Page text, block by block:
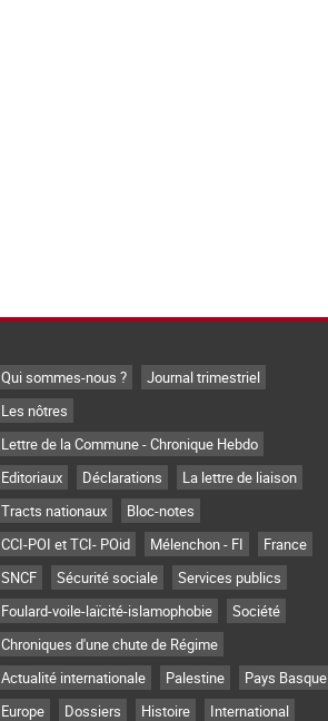
Qui sommes-nous ?
Journal trimestriel
Les nôtres
Lettre de la Commune - Chronique Hebdo
Editoriaux
Déclarations
La lettre de liaison
Tracts nationaux
Bloc-notes
CCI-POI et TCI- POid
Mélenchon - FI
France
SNCF
Sécurité sociale
Services publics
Foulard-voile-laïcité-islamophobie
Société
Chroniques d'une chute de Régime
Actualité internationale
Palestine
Pays Basque
Europe
Dossiers Histoire International